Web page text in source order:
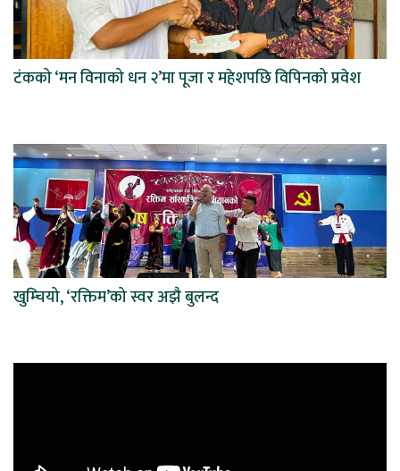
टंकको ‘मन विनाको धन २’मा पूजा र महेशपछि विपिनको प्रवेश
खुम्चियो, ‘रक्तिम’को स्वर अझै बुलन्द